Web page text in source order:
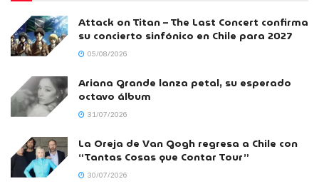
Attack on Titan – The Last Concert confirma
su concierto sinfónico en Chile para 2027
05/08/2026
Ariana Grande lanza petal, su esperado
octavo álbum
31/07/2026
La Oreja de Van Gogh regresa a Chile con
“Tantas Cosas que Contar Tour”
30/07/2026